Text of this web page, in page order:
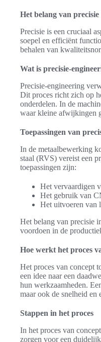
Het belang van
Precisie is een cruciaal
soepel en efficiënt
behalen van
Wat is precisie-
Precisie-engineering
Dit proces richt zich op
onderdelen. In de
waar kleine afwijkingen
Toepassingen van
In de metaalbewerking
staal (RVS) vereist een
toepassingen zijn:
Het vervaardigen
Het gebruik van
Het uitvoeren van
Het belang van precisie
voordoen in de
Hoe werkt het proces
Het proces van concept
een idee naar een
hun werkzaamheden.
maar ook de snelheid en
Stappen in het proces
In het proces van
zorgen voor een